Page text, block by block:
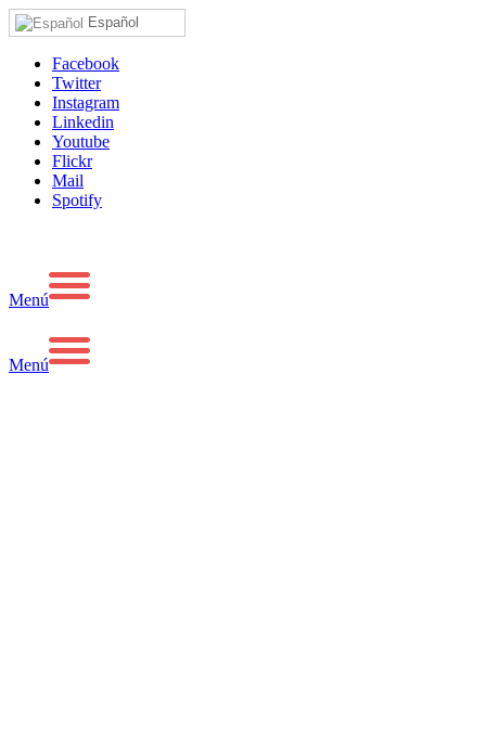
Español
Facebook
Twitter
Instagram
Linkedin
Youtube
Flickr
Mail
Spotify
Menú
Menú